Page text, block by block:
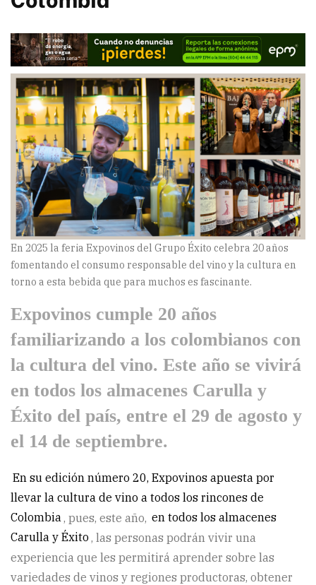
En 2025 la feria Expovinos del Grupo Éxito celebra 20 años
fomentando el consumo responsable del vino y la cultura en
torno a esta bebida que para muchos es fascinante.
Expovinos cumple 20 años
familiarizando a los colombianos con
la cultura del vino. Este año se vivirá
en todos los almacenes Carulla y
Éxito del país, entre el 29 de agosto y
el 14 de septiembre.
En su edición número 20, Expovinos apuesta por
llevar la cultura de vino a todos los rincones de
Colombia, pues, este año, en todos los almacenes
Carulla y Éxito, las personas podrán vivir una
experiencia que les permitirá aprender sobre las
variedades de vinos y regiones productoras, obtener